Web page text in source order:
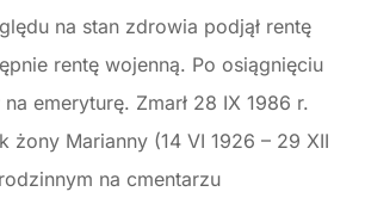
na stan zdrowia podjął rentę
rentę wojenną. Po osiągnięciu
emeryturę. Zmarł 28 IX 1986 r.
żony Marianny (14 VI 1926 – 29 XII
na cmentarzu